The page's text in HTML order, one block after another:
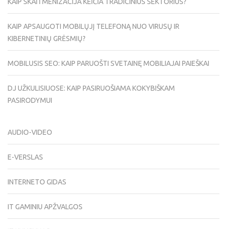
KAIP APSAUGOTI MOBILŲJĮ TELEFONĄ NUO VIRUSŲ IR
KIBERNETINIŲ GRĖSMIŲ?
MOBILUSIS SEO: KAIP PARUOŠTI SVETAINĘ MOBILIAJAI PAIEŠKAI
DJ UŽKULISIUOSE: KAIP PASIRUOŠIAMA KOKYBIŠKAM
PASIRODYMUI
AUDIO-VIDEO
E-VERSLAS
INTERNETO GIDAS
IT GAMINIU APŽVALGOS